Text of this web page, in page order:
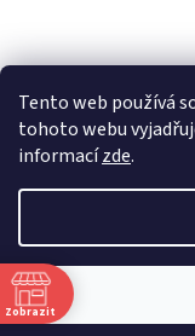
Tento web používá
tohoto webu
informacízde.
Facebook
Copyright 2026
Zobrazit